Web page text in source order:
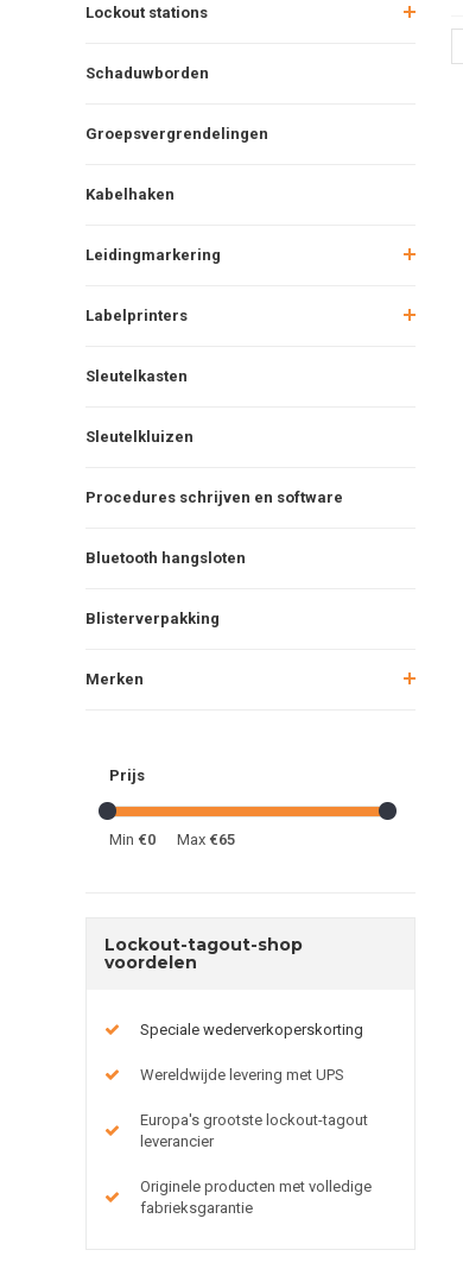
Lockout stations
Schaduwborden
Groepsvergrendelingen
Kabelhaken
Leidingmarkering
Labelprinters
Sleutelkasten
Sleutelkluizen
Procedures schrijven en software
Bluetooth hangsloten
Blisterverpakking
Merken
Prijs
Min €0 Max €65
Lockout-tagout-shop
voordelen
Speciale wederverkoperskorting
Wereldwijde levering met UPS
Europa's grootste lockout-tagout
leverancier
Originele producten met volledige
fabrieksgarantie